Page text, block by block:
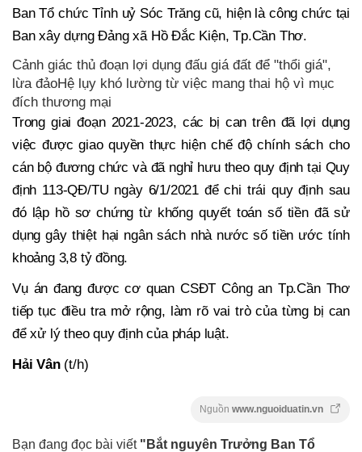
Ban Tổ chức Tỉnh uỷ Sóc Trăng cũ, hiện là công chức tại
Ban xây dựng Đảng xã Hồ Đắc Kiện, Tp.Cần Thơ.
Cảnh giác thủ đoạn lợi dụng đấu giá đất để "thổi giá",
lừa đảoHệ lụy khó lường từ việc mang thai hộ vì mục
đích thương mại
Trong giai đoạn 2021-2023, các bị can trên đã lợi dụng
việc được giao quyền thực hiện chế độ chính sách cho
cán bộ đương chức và đã nghỉ hưu theo quy định tại Quy
định 113-QĐ/TU ngày 6/1/2021 để chi trái quy định sau
đó lập hồ sơ chứng từ khống quyết toán số tiền đã sử
dụng gây thiệt hại ngân sách nhà nước số tiền ước tính
khoảng 3,8 tỷ đồng.
Vụ án đang được cơ quan CSĐT Công an Tp.Cần Thơ
tiếp tục điều tra mở rộng, làm rõ vai trò của từng bị can
để xử lý theo quy định của pháp luật.
Hải Vân(t/h)
Nguồn www.nguoiduatin.vn
Bạn đang đọc bài viết "Bắt nguyên Trưởng Ban Tổ